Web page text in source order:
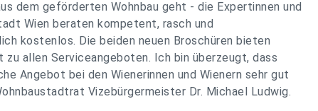
dem geförderten Wohnbau geht - die Expertinnen und
Wien beraten kompetent, rasch und
kostenlos. Die beiden neuen Broschüren bieten
zu allen Serviceangeboten. Ich bin überzeugt, dass
Angebot bei den Wienerinnen und Wienern sehr gut
Vizebürgermeister Dr. Michael Ludwig.